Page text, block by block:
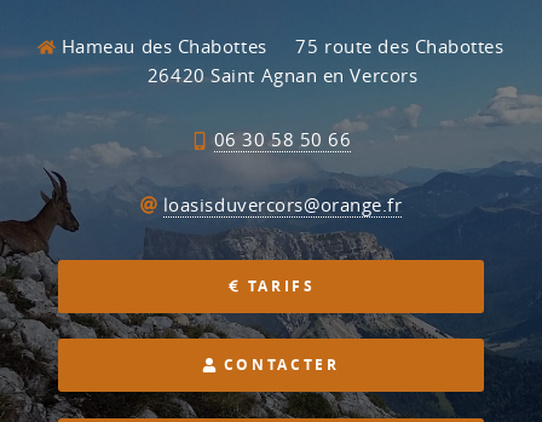
Hameau des Chabottes
75 route des Chabottes
26420 Saint Agnan en Vercors
06 30 58 50 66
loasisduvercors@orange.fr
TARIFS
CONTACTER